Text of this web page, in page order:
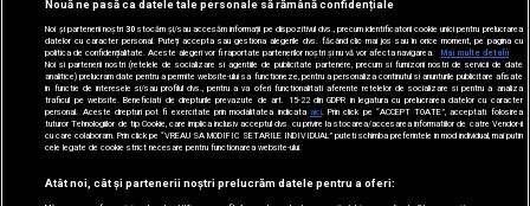
Nouă ne pasă ca datele tale personale să rămână confidențiale
Noi și partenerii noștri30stocăm și/sau accesăm informații pe dispozitivul dvs., precum identificatorii cookie unici pentru prelucrarea
datelor cu caracter personal. Puteți accepta sau gestiona alegerile dvs. făcând clic mai jos sau în orice moment, pe pagina cu
politica de confidențialitate. Aceste alegeri vor fi raportate partenerilor noștri și nu vă vor afecta navigarea.
Mai multe detalii
Noi si partenerii nostri (retelele de socializare si agentiile de publicitate partenere, precum si furnizorii nostri de servicii de date
analitice) prelucram date pentru a permite website-ului sa functioneze, pentru a personaliza continutul si anunturile publicitare afisate
in functie de interesele si/sau profilul dvs., pentru a va oferi functionalitati aferente retelelor de socializare si pentru a analiza
traficul pe website. Beneficiati de drepturile prevazute de art. 15-22 din GDPR in legatura cu prelucrarea datelor cu caracter
personal. Aceste drepturi pot fi exercitate prin modalitatea indicata aici. Prin click pe “ACCEPT TOATE”, acceptati folosirea
tuturor Tehnologiilor de tip Cookie, care implica inclusiv acceptul dvs. cu privire la stocarea/accesarea informatiilor de catre Vendor-ii
cu care colaboram. Prin click pe “VREAU SA MODIFIC SETARILE INDIVIDUAL” puteti schimba preferintele in mod individual, mai putin
cele legate de cookie strict necesare pentru functionarea website-ului.
Atât noi, cât și partenerii noștri prelucrăm datele pentru a oferi: